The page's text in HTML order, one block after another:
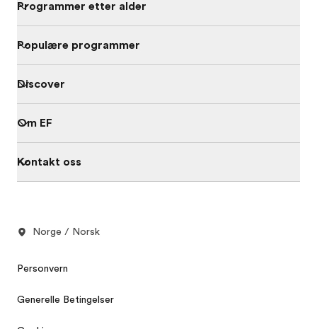
Programmer etter alder
Populære programmer
Discover
Om EF
Kontakt oss
Norge / Norsk
Personvern
Generelle Betingelser